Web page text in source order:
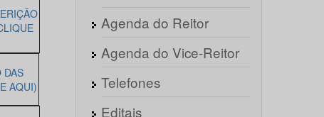
DAS
AQUI)
Agenda do Reitor
Agenda do Vice-Reitor
Telefones
Editais